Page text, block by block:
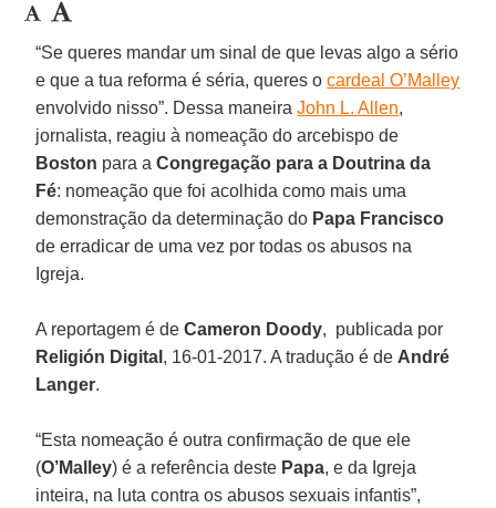
“Se queres mandar um sinal de que levas algo a sério
e que a tua reforma é séria, queres ocardeal O’Malley
envolvido nisso”. Dessa maneiraJohn L. Allen,
jornalista, reagiu à nomeação do arcebispo de
Boston para aCongregação para a Doutrina da
Fé: nomeação que foi acolhida como mais uma
demonstração da determinação do Papa Francisco
de erradicar de uma vez por todas os abusos na
Igreja.
A reportagem é deCameron Doody, publicada por
Religión Digital , 16-01-2017. A tradução é de André
Langer.
“Esta nomeação é outra confirmação de que ele
(O’Malley) é a referência deste Papa, e da Igreja
inteira, na luta contra os abusos sexuais infantis”,